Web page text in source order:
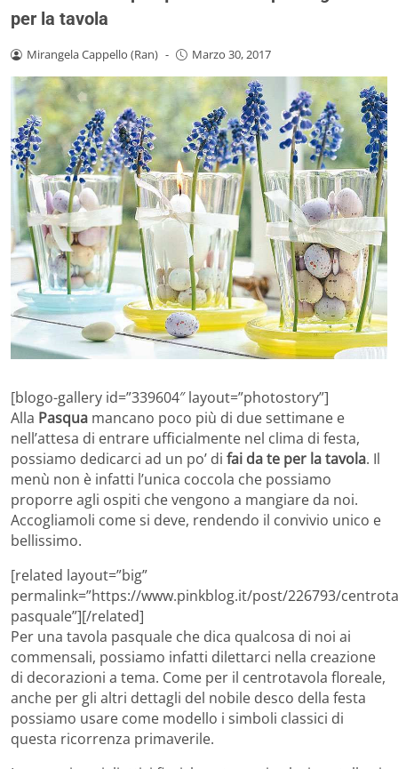
per la tavola
Mirangela Cappello (Ran) - Marzo 30, 2017
[blogo-gallery id=”339604″ layout=”photostory”]
Alla Pasqua mancano poco più di due settimane e
nell’attesa di entrare ufficialmente nel clima di festa,
possiamo dedicarci ad un po’ di fai da te per la tavola. Il
menù non è infatti l’unica coccola che possiamo
proporre agli ospiti che vengono a mangiare da noi.
Accogliamoli come si deve, rendendo il convivio unico e
bellissimo.
[related layout=”big”
permalink=”https://www.pinkblog.it/post/226793/
pasquale”][/related]
Per una tavola pasquale che dica qualcosa di noi ai
commensali, possiamo infatti dilettarci nella creazione
di decorazioni a tema. Come per il centrotavola floreale,
anche per gli altri dettagli del nobile desco della festa
possiamo usare come modello i simboli classici di
questa ricorrenza primaverile.